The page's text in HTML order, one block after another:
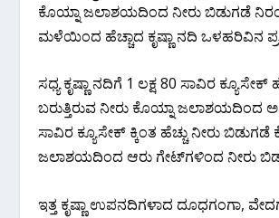
ಕೊಯ್ನಾ ಜಲಾಶಯದಿಂದ ನೀರು ಬಿಡುಗಡೆ
ಮಳೆಯಿಂದ ಹೆಚ್ಚಾದ ಕೃಷ್ಣಾ ನದಿ ಒಳಹರಿವಿನ
ಸಧ್ಯ ಕೃಷ್ಣಾ ನದಿಗೆ 1 ಲಕ್ಷ 80 ಸಾವಿರ ಕ್ಯೂಸೇಕ್
ಬರುತ್ತಿರುವ ನೀರು ಕೊಯ್ನಾ ಜಲಾಶಯದಿಂದ
ಸಾವಿರ ಕ್ಯೂಸೇಕ್ ಕ್ಕಿಂತ ಹೆಚ್ಚು ನೀರು ಬಿಡುಗಡೆ
ಜಲಾಶಯದಿಂದ ಆರು ಗೇಟ್‌ಗಳಿಂದ ನೀರು
ಇತ್ತ ಕೃಷ್ಣಾ ಉಪನದಿಗಳಾದ ದೂಧಗಂಗಾ,